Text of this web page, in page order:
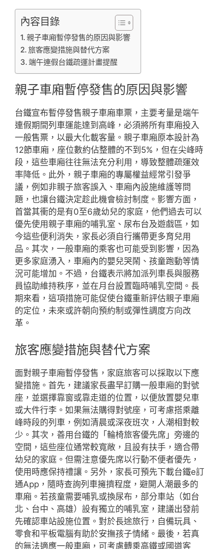
內容目錄
親子車廂暫停發售的原因與影響
旅客應變措施與替代方案
端午連假台鐵疏運計畫提醒
親子車廂暫停發售的原因與影響
台鐵宣布暫停發售親子車廂車票，主要考量是端午
連假期間列車運能達到高峰，必須將所有車廂投入
一般售票，以最大化載客量。親子車廂原本設計為
12節車廂，座位數約佔整體的不到5%，但在尖峰時
段，這些車廂往往無法充分利用，導致整體疏運效
率降低。此外，親子車廂的專屬權益經常引發爭
議，例如非親子旅客誤入、車廂內設施維護等問
題，也讓台鐵決定趁此機會檢討制度。影響方面，
首當其衝的是有0至6歲幼兒的家庭，他們過去可以
優先使用親子車廂的哺乳室、尿布台及遊戲區，如
今這些便利消失，家長必須自行攜帶更多育兒用
品。其次，一般車廂的乘客也可能受到影響，因為
更多家庭湧入，車廂內的嬰兒哭鬧、孩童跑動等情
況可能增加。不過，台鐵表示將加派列車長與服務
員協助維持秩序，並在月台設置臨時哺乳空間。長
期來看，這項措施可能促使台鐵重新評估親子車廂
的定位，未來或許朝向預約制或彈性調度方向改
革。
旅客應變措施與替代方案
面對親子車廂暫停發售，家庭旅客可以採取以下應
變措施。首先，建議家長盡早訂購一般車廂的對號
座，並選擇靠窗或靠走道的位置，以便放置嬰兒車
或大件行李。如果無法購得對號座，可考慮搭乘離
峰時段的列車，例如清晨或深夜班次，人潮相對較
少。其次，善用台鐵的「輪椅旅客優先席」旁邊的
空間，這些座位通常較寬敞，且設有扶手，適合帶
幼兒的家庭。但需注意優先席以行動不便者優先，
使用時應保持禮讓。另外，家長可預先下載台鐵e訂
通App，隨時查詢列車擁擠程度，避開人潮最多的
車廂。若孩童需要哺乳或換尿布，部分車站（如台
北、台中、高雄）設有獨立的哺乳室，建議出發前
先確認車站設施位置。對於長途旅行，自備玩具、
零食和平板電腦有助於安撫孩子情緒。最後，若真
的無法適應一般車廂，可考慮轉乘高鐵或國道客